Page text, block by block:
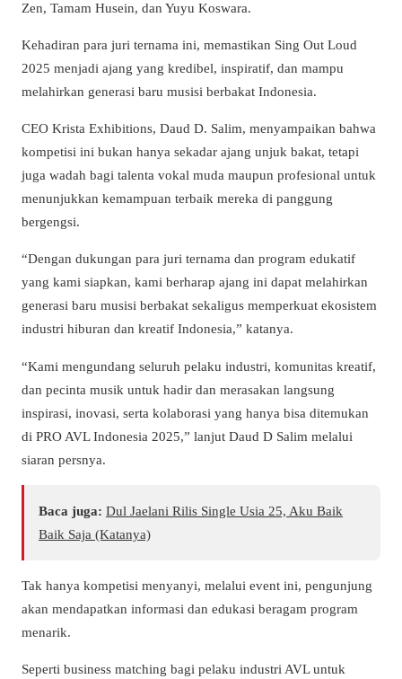
Zen, Tamam Husein, dan Yuyu Koswara.
Kehadiran para juri ternama ini, memastikan Sing Out Loud
2025 menjadi ajang yang kredibel, inspiratif, dan mampu
melahirkan generasi baru musisi berbakat Indonesia.
CEO Krista Exhibitions, Daud D. Salim, menyampaikan bahwa
kompetisi ini bukan hanya sekadar ajang unjuk bakat, tetapi
juga wadah bagi talenta vokal muda maupun profesional untuk
menunjukkan kemampuan terbaik mereka di panggung
bergengsi.
“Dengan dukungan para juri ternama dan program edukatif
yang kami siapkan, kami berharap ajang ini dapat melahirkan
generasi baru musisi berbakat sekaligus memperkuat ekosistem
industri hiburan dan kreatif Indonesia,” katanya.
“Kami mengundang seluruh pelaku industri, komunitas kreatif,
dan pecinta musik untuk hadir dan merasakan langsung
inspirasi, inovasi, serta kolaborasi yang hanya bisa ditemukan
di PRO AVL Indonesia 2025,” lanjut Daud D Salim melalui
siaran persnya.
Baca juga: Dul Jaelani Rilis Single Usia 25, Aku Baik
Baik Saja (Katanya)
Tak hanya kompetisi menyanyi, melalui event ini, pengunjung
akan mendapatkan informasi dan edukasi beragam program
menarik.
Seperti business matching bagi pelaku industri AVL untuk